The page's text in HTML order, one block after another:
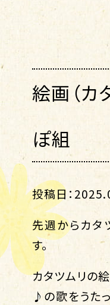
絵画（カ
ぽ組
投稿日：
先週からカタ
す。
カタツムリの
♪の歌をうた